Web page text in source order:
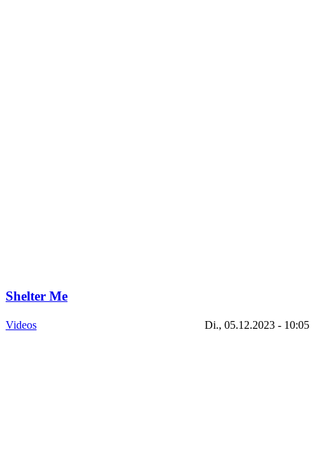
Shelter Me
Videos Di., 05.12.2023 - 10:05